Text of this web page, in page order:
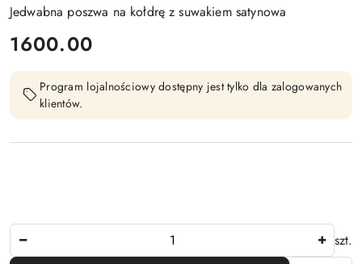
Jedwabna poszwa na kołdrę z suwakiem satynowa
cena:
1600.00
Program lojalnościowy dostępny jest tylko dla zalogowanych
klientów.
szt.